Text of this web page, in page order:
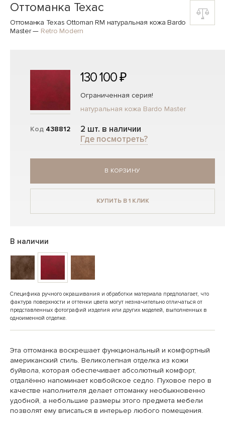
Оттоманка Техас
Оттоманка Texas Ottoman RM натуральная кожа Bardo
Master— Retro Modern
Код 438812
130 100 ₽
Ограниченная серия!
натуральная кожа Bardo Master
2 шт. в наличии
Где посмотреть?
В КОРЗИНУ
КУПИТЬ В 1 КЛИК
В наличии
Специфика ручного окрашивания и обработки материала предполагает, что
фактура поверхности и оттенки цвета могут незначительно отличаться от
представленных фотографий изделия или других моделей, выполненных в
одноименной отделке.
Эта оттоманка воскрешает функциональный и комфортный
американский стиль. Великолепная отделка из кожи
буйвола, которая обеспечивает абсолютный комфорт,
отдалённо напоминает ковбойское седло. Пуховое перо в
качестве наполнителя делает оттоманку необыкновенно
удобной, а небольшие размеры этого предмета мебели
позволят ему вписаться в интерьер любого помещения.